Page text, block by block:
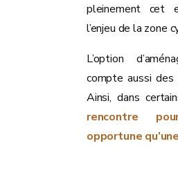
pleinement cet
l’enjeu de la zone
L’option
compte aussi
Ainsi, dans
rencontre
opportune